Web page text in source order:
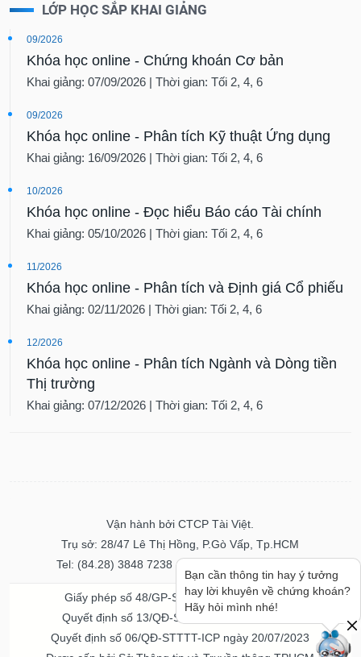
LỚP HỌC SẮP KHAI GIẢNG
09/2026
Khóa học online - Chứng khoán Cơ bản
Khai giảng: 07/09/2026 | Thời gian: Tối 2, 4, 6
09/2026
Khóa học online - Phân tích Kỹ thuật Ứng dụng
Khai giảng: 16/09/2026 | Thời gian: Tối 2, 4, 6
10/2026
Khóa học online - Đọc hiểu Báo cáo Tài chính
Khai giảng: 05/10/2026 | Thời gian: Tối 2, 4, 6
11/2026
Khóa học online - Phân tích và Định giá Cổ phiếu
Khai giảng: 02/11/2026 | Thời gian: Tối 2, 4, 6
12/2026
Khóa học online - Phân tích Ngành và Dòng tiền
Thị trường
Khai giảng: 07/12/2026 | Thời gian: Tối 2, 4, 6
Vận hành bởi CTCP Tài Việt.
Trụ sở: 28/47 Lê Thị Hồng, P.Gò Vấp, Tp.HCM
Tel: (84.28) 3848 7238 - Fax: (84.28) 3848 7237
Giấy phép số 48/GP-STTTT ngày 04/11/2016
Quyết định số 13/QĐ-STTTT ngày 02/11/2017
Quyết định số 06/QĐ-STTTT-ICP ngày 20/07/2023
Bạn cần thông tin hay ý tưởng
hay lời khuyên về chứng khoán?
Hãy hỏi mình nhé!